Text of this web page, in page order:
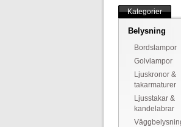
Kategorier
Belysning
Bordslampor
Golvlampor
Ljuskronor &
takarmaturer
Ljusstakar &
kandelabrar